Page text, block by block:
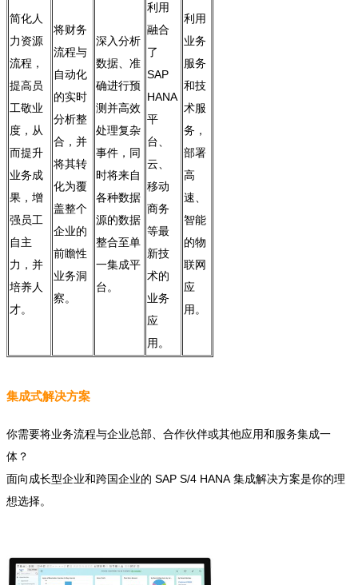
简化人
力资源
流程，
提高员
工敬业
度，从
而提升
业务成
果，增
强员工
自主
力，并
培养人
才。
将财务
流程与
自动化
的实时
分析整
合，并
将其转
化为覆
盖整个
企业的
前瞻性
业务洞
察。
深入分析
数据、准
确进行预
测并高效
处理复杂
事件，同
时将来自
各种数据
源的数据
整合至单
一集成平
台。
利用
融合
了
SAP
HANA
平
台、
云、
移动
商务
等最
新技
术的
业务
应
用。
利用
业务
服务
和技
术服
务，
部署
高
速、
智能
的物
联网
应
用。
集成式解决方案
你需要将业务流程与企业总部、合作伙伴或其他应用和服务集成一
体？
面向成长型企业和跨国企业的 SAP S/4 HANA 集成解决方案是你的理
想选择。